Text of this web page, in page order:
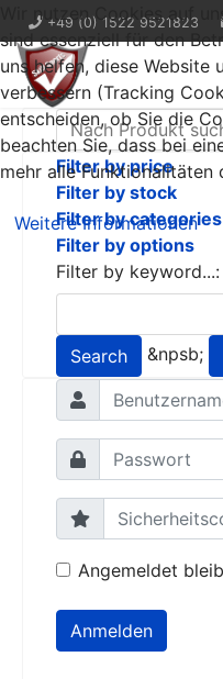
+49 (0) 1522 9521823
Filter by price
Filter by stock
Filter by categories
Filter by options
Filter by keyword...:
Search &npsb;
Angemeldet
Anmelden
Wir nutzen Cookies auf
sind essenziell für den
uns helfen, diese Website
verbessern (Tracking
entscheiden, ob Sie die
beachten Sie, dass bei
mehr alle Funktionalitäten
Weitere Informationen